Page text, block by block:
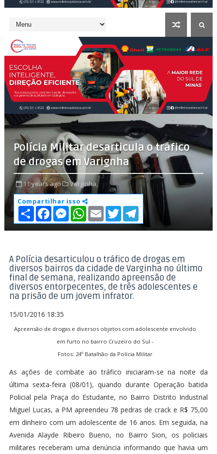
Polícia Militar desarticula o tráfico
de drogas em Varignha
11 years ago
Varginha,
Compartilhar isso
S
h
a
r
F
c
e
o
k
M
e
s
s
g
e
r
W
h
a
t
p
p
E
m
a
i
T
w
i
t
r
T
l
e
a
m
A Polícia desarticulou o tráfico de drogas em
diversos bairros da cidade de Varginha no último
final de semana, realizando apreensão de
diversos entorpecentes, de três adolescentes e
na prisão de um jovem infrator.
15/01/2016 18:35
Apreensão de drogas e diversos objetos com adolescente envolvido
em furto no bairro Cruzeiro do Sul -
Fotos: 24º Batalhão da Polícia Militar
As ações de combate ao tráfico iniciaram-se na noite da
última sexta-feira (08/01), quando durante Operação batida
Policial pela Praça do Estudante, no Bairro Distrito Industrial
Miguel Lucas, a PM apreendeu 78 pedras de crack e R$ 75,00
em dinheiro com um adolescente de 16 anos. Em seguida, na
Avenida Alayde Ribeiro Bueno, no Bairro Sion, os policiais
militares receberam uma denúncia informando que havia um